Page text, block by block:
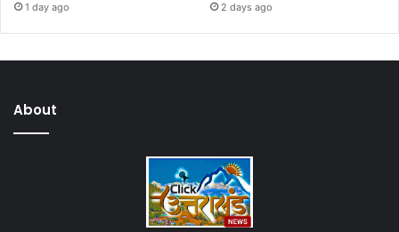
1 day ago 2 days ago
About